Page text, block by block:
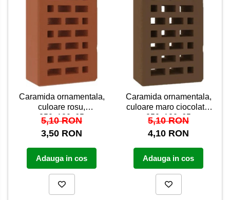
Caramida ornamentala,
culoare rosu,
250x120x65
5,10 RON
3,50 RON
Adauga in cos
Caramida ornamentala,
culoare maro ciocolată,
250x120x65
5,10 RON
4,10 RON
Adauga in cos